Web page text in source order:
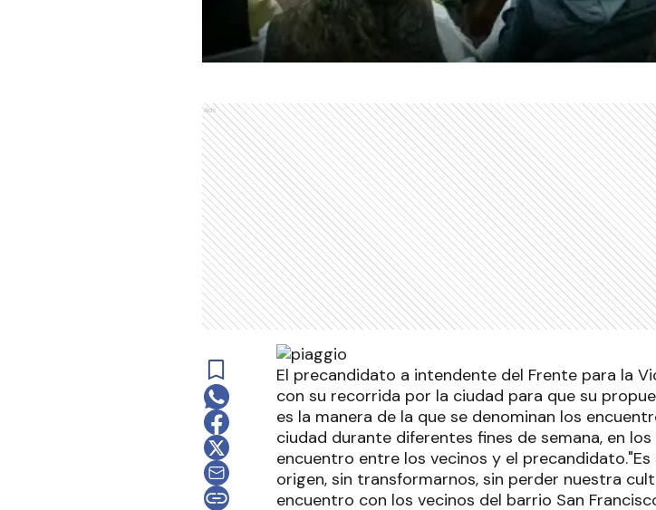
Ads
El precandidato a intendente del Frente para la
con su recorrida por la ciudad para que su
es la manera de la que se denominan los
ciudad durante diferentes fines de semana, en
encuentro entre los vecinos y el
origen, sin transformarnos, sin perder nuestra
encuentro con los vecinos del barrio San